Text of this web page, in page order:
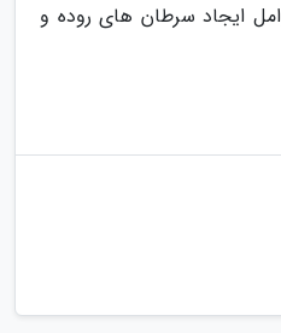
ایجاد سرطان های روده و